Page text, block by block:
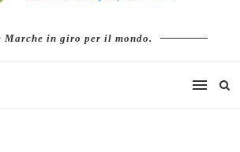
Marche in giro per il mondo.